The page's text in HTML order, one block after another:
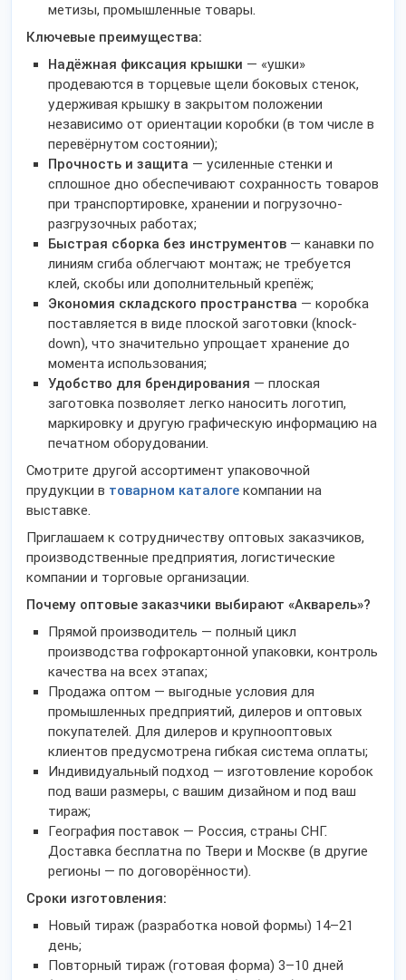
метизы, промышленные товары.
Ключевые преимущества:
Надёжная фиксация крышки — «ушки»
продеваются в торцевые щели боковых стенок,
удерживая крышку в закрытом положении
независимо от ориентации коробки (в том числе в
перевёрнутом состоянии);
Прочность и защита — усиленные стенки и
сплошное дно обеспечивают сохранность товаров
при транспортировке, хранении и погрузочно-
разгрузочных работах;
Быстрая сборка без инструментов — канавки по
линиям сгиба облегчают монтаж; не требуется
клей, скобы или дополнительный крепёж;
Экономия складского пространства — коробка
поставляется в виде плоской заготовки (knock-
down), что значительно упрощает хранение до
момента использования;
Удобство для брендирования — плоская
заготовка позволяет легко наносить логотип,
маркировку и другую графическую информацию на
печатном оборудовании.
Смотрите другой ассортимент упаковочной
прудукции в товарном каталоге компании на
выставке.
Приглашаем к сотрудничеству оптовых заказчиков,
производственные предприятия, логистические
компании и торговые организации.
Почему оптовые заказчики выбирают «Акварель»?
Прямой производитель — полный цикл
производства гофрокартонной упаковки, контроль
качества на всех этапах;
Продажа оптом — выгодные условия для
промышленных предприятий, дилеров и оптовых
покупателей. Для дилеров и крупнооптовых
клиентов предусмотрена гибкая система оплаты;
Индивидуальный подход — изготовление коробок
под ваши размеры, с вашим дизайном и под ваш
тираж;
География поставок — Россия, страны СНГ.
Доставка бесплатна по Твери и Москве (в другие
регионы — по договорённости).
Сроки изготовления:
Новый тираж (разработка новой формы) 14–21
день;
Повторный тираж (готовая форма) 3–10 дней